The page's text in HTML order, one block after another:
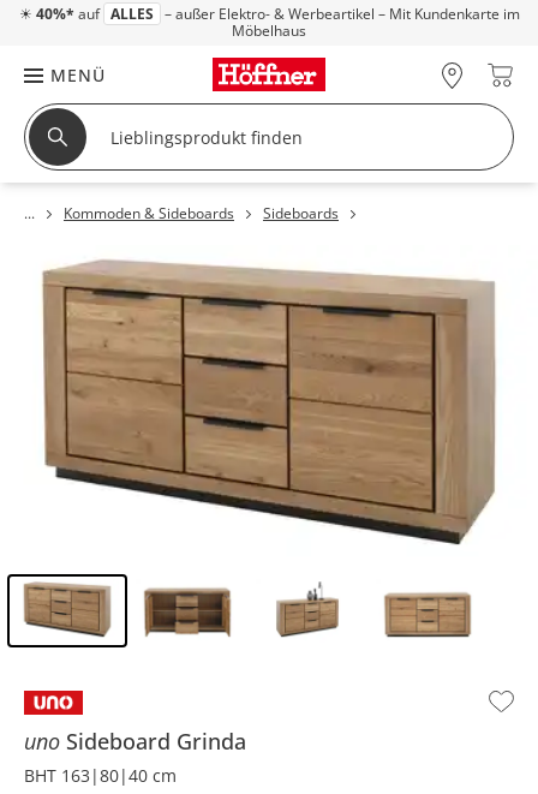
☀ 40%* auf ALLES – außer Elektro- & Werbeartikel – Mit Kundenkarte im
Möbelhaus
MENÜ
Kommoden & Sideboards Sideboards
uno Sideboard Grinda
BHT 163|80|40 cm